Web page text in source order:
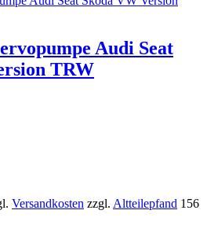
Audi Seat
TRW
Versandkosten zzgl. Altteilepfand 156